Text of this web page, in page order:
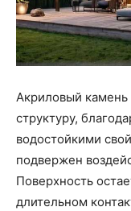
Акриловый
структуру,
водостойкими
подвержен
Поверхность
длительном